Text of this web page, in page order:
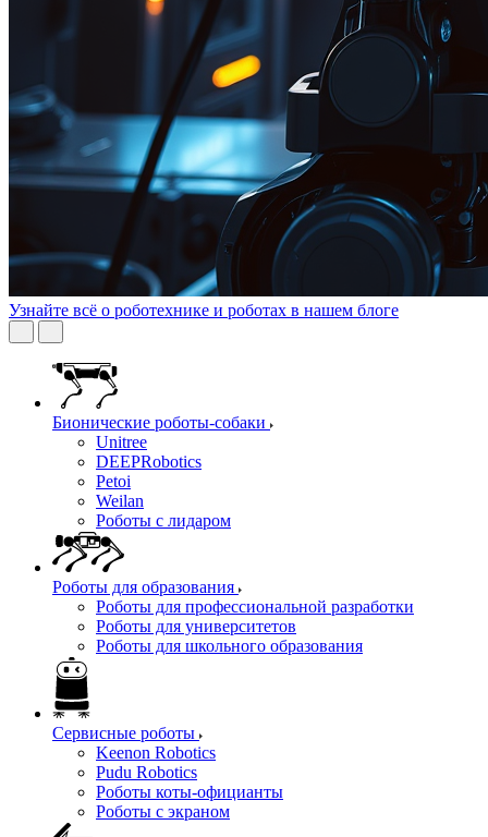
Узнайте всё о роботехнике и роботах в нашем блоге
Бионические роботы-собаки
Unitree
DEEPRobotics
Petoi
Weilan
Роботы с лидаром
Роботы для образования
Роботы для профессиональной разработки
Роботы для университетов
Роботы для школьного образования
Сервисные роботы
Keenon Robotics
Pudu Robotics
Роботы коты-официанты
Роботы с экраном